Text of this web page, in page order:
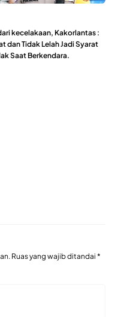
kecelakaan, Kakorlantas :
dan Tidak Lelah Jadi Syarat
Saat Berkendara.
Ruas yang wajib ditandai *